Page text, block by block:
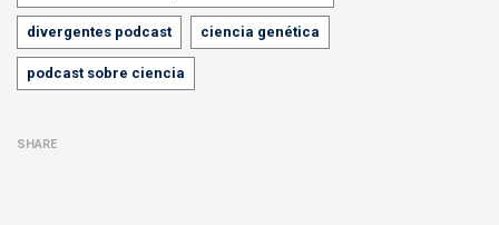
divergentes podcast ciencia genética
podcast sobre ciencia
SHARE